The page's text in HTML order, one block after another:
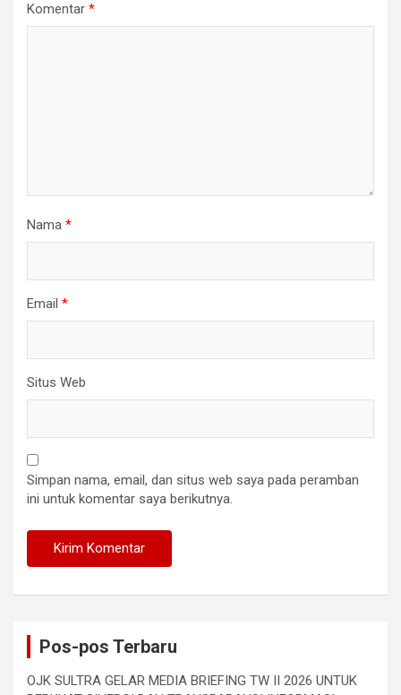
Komentar *
Nama *
Email *
Situs Web
Simpan nama, email, dan situs web saya pada peramban
ini untuk komentar saya berikutnya.
Pos-pos Terbaru
OJK SULTRA GELAR MEDIA BRIEFING TW II 2026 UNTUK